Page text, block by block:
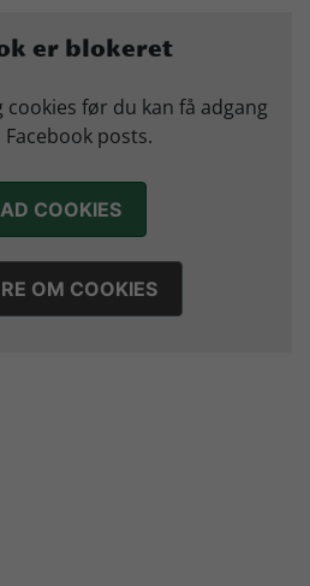
til HØJ Elite
er blokeret
før du kan få adgang
posts.
COOKIES
OM COOKIES